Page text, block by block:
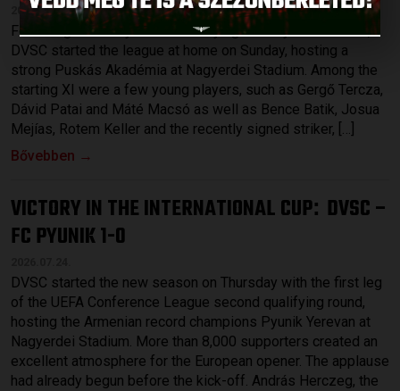
2026.07.27.
Following Thursdays’s 1-0 victory against Pyunik Yerevan,
DVSC started the league at home on Sunday, hosting a
strong Puskás Akadémia at Nagyerdei Stadium. Among the
starting XI were a few young players, such as Gergő Tercza,
Dávid Patai and Máté Macsó as well as Bence Batik, Josua
Mejías, Rotem Keller and the recently signed striker, […]
Bővebben →
VICTORY IN THE INTERNATIONAL CUP: DVSC –
FC PYUNIK 1-0
DVSC started the new season on Thursday with the first leg
of the UEFA Conference League second qualifying round,
hosting the Armenian record champions Pyunik Yerevan at
Nagyerdei Stadium. More than 8,000 supporters created an
excellent atmosphere for the European opener. The applause
had already begun before the kick-off. András Herczeg, the